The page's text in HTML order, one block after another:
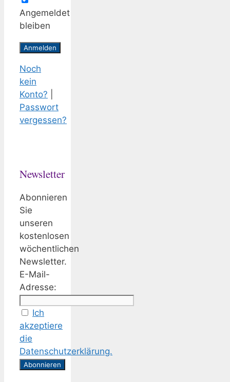
Angemeldet
bleiben
Noch
kein
Konto?
Passwort
vergessen?
Newsletter
Abonnieren
Sie
unseren
kostenlosen
wöchentlichen
Newsletter.
E-Mail-
Adresse:
Ich
akzeptiere
die
Datenschutzerklärung.